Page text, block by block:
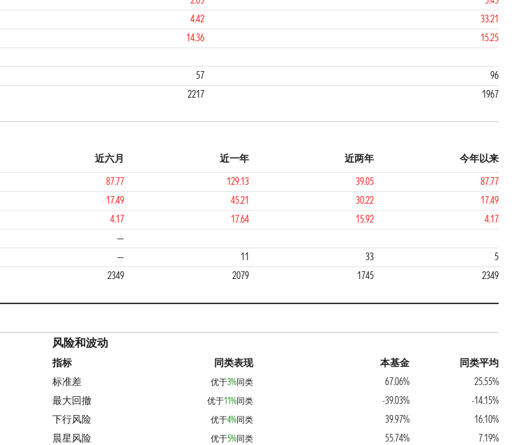
4.42
33.21
14.36
15.25
4
57
96
2217 1967
近六月 近一年 近两年
今年以来
87.77 129.13 39.05
87.77
17.49 45.21 30.22
17.49
4.17 17.64 15.92
4.17
—
1 2 1
— 11 33
5
2349 2079 1745 2349
风险和波动
指标 同类表现 本基金
同类平均
标准差
优于3%同类 67.06%
25.55%
最大回撤
优于11%同类 -39.03%
-14.15%
下行风险
优于4%同类 39.97%
16.10%
晨星风险
优于5%同类 55.74% 7.19%